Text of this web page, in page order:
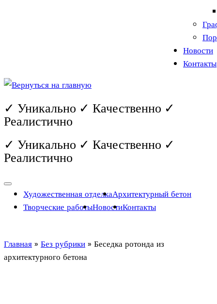
Новости
Контакты
✓ Уникально ✓ Качественно ✓
Реалистично
✓ Уникально ✓ Качественно ✓
Реалистично
Художественная отделкаАрхитектурный бетон
Творческие работыНовостиКонтакты
Главная » Без рубрики » Беседка ротонда из
архитектурного бетона